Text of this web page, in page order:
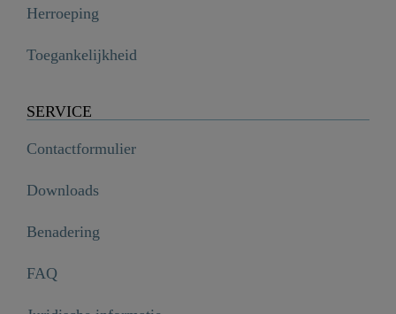
Herroeping
Toegankelijkheid
SERVICE
Contactformulier
Downloads
Benadering
FAQ